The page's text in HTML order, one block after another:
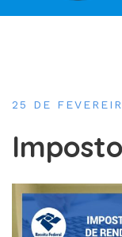
25 DE